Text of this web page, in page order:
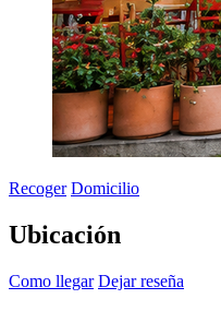
Recoger Domicilio
Ubicación
Como llegar Dejar reseña